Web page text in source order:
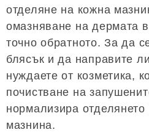
отделяне на кожна
омазняване на дермата
точно обратното. За да
блясък и да направите
нуждаете от козметика,
почистване на
нормализира отделянето
мазнина.